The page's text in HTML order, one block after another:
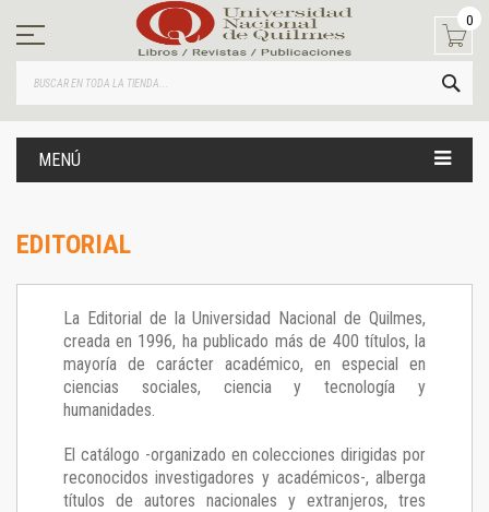
contenido
0
MENÚ
EDITORIAL
La Editorial de la Universidad Nacional de Quilmes,
creada en 1996, ha publicado más de 400 títulos, la
mayoría de carácter académico, en especial en
ciencias sociales, ciencia y tecnología y
humanidades.
El catálogo -organizado en colecciones dirigidas por
reconocidos investigadores y académicos-, alberga
títulos de autores nacionales y extranjeros, tres